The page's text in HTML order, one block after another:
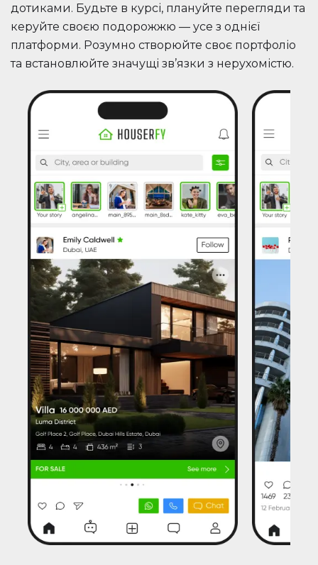
дотиками. Будьте в курсі, плануйте перегляди та
керуйте своєю подорожжю — усе з однієї
платформи. Розумно створюйте своє портфоліо
та встановлюйте значущі зв’язки з нерухомістю.